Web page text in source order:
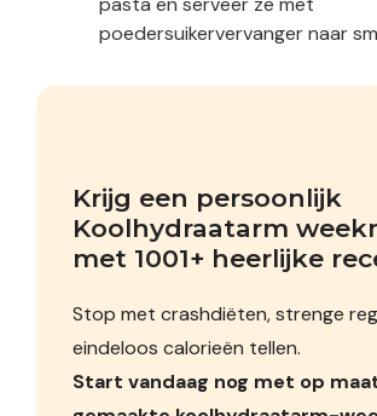
poedersuikervervanger naar
Krijg een persoonlijk
Koolhydraatarm
met 1001+ heerlijke
Stop met crashdiëten, strenge
eindeloos calorieën tellen.
Start vandaag nog met op